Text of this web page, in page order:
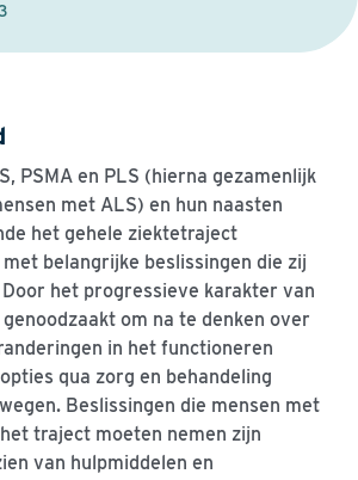
PSMA en PLS (hierna gezamenlijk
met ALS) en hun naasten
het gehele ziektetraject
belangrijke beslissingen die zij
het progressieve karakter van
om na te denken over
in het functioneren
qua zorg en behandeling
Beslissingen die mensen met
traject moeten nemen zijn
van hulpmiddelen en